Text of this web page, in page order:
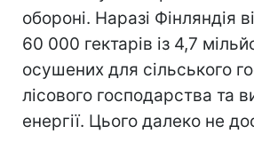
обороні. Наразі Фінляндія
60 000 гектарів із 4,7
осушених для сільського
лісового господарства та
енергії. Цього далеко не